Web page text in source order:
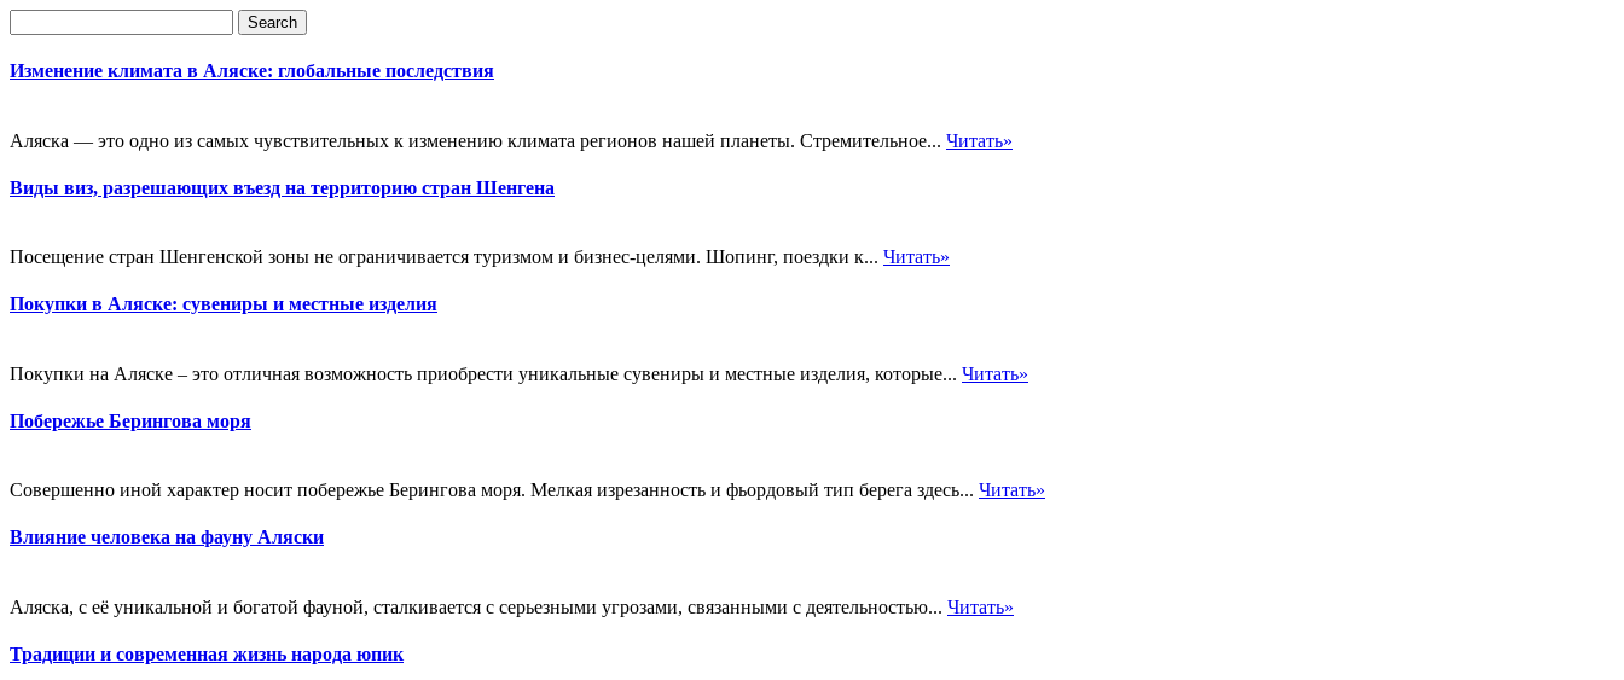
Изменение климата в Аляске: глобальные последствия
Аляска — это одно из самых чувствительных к изменению климата регионов нашей планеты. Стремительное... Читать»
Виды виз, разрешающих въезд на территорию стран Шенгена
Посещение стран Шенгенской зоны не ограничивается туризмом и бизнес-целями. Шопинг, поездки к... Читать»
Покупки в Аляске: сувениры и местные изделия
Покупки на Аляске – это отличная возможность приобрести уникальные сувениры и местные изделия, которые... Читать»
Побережье Берингова моря
Совершенно иной характер носит побережье Берингова моря. Мелкая изрезанность и фьордовый тип берега здесь... Читать»
Влияние человека на фауну Аляски
Аляска, с её уникальной и богатой фауной, сталкивается с серьезными угрозами, связанными с деятельностью... Читать»
Традиции и современная жизнь народа юпик